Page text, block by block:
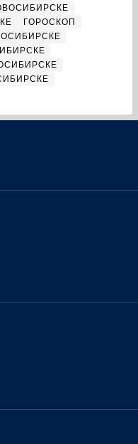
ГОРОСКОП